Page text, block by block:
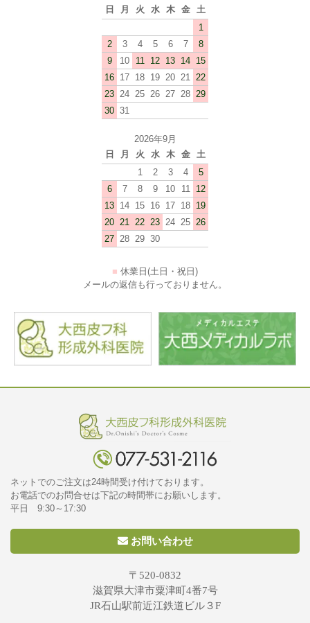
日
月 火 水 木 金
土
1
2
3 4 5 6 7
8
9
10 11 12 13 14 15
16 17 18 19 20 21
22
23 24 25 26 27 28 29
30 31
2026年9月
日
月 火 水 木 金
土
1
2 3 4
5
6
7 8 9 10 11
12
13 14 15 16 17 18 19
20 21 22 23 24 25 26
27 28 29 30
■ 休業日(土日・祝日)
メールの返信も行っておりません。
ネットでのご注文は24時間受け付けております。
お電話でのお問合せは下記の時間帯にお願いします。
平日 9:30～17:30
お問い合わせ
〒520-0832
滋賀県大津市粟津町4番7号
JR石山駅前近江鉄道ビル３F